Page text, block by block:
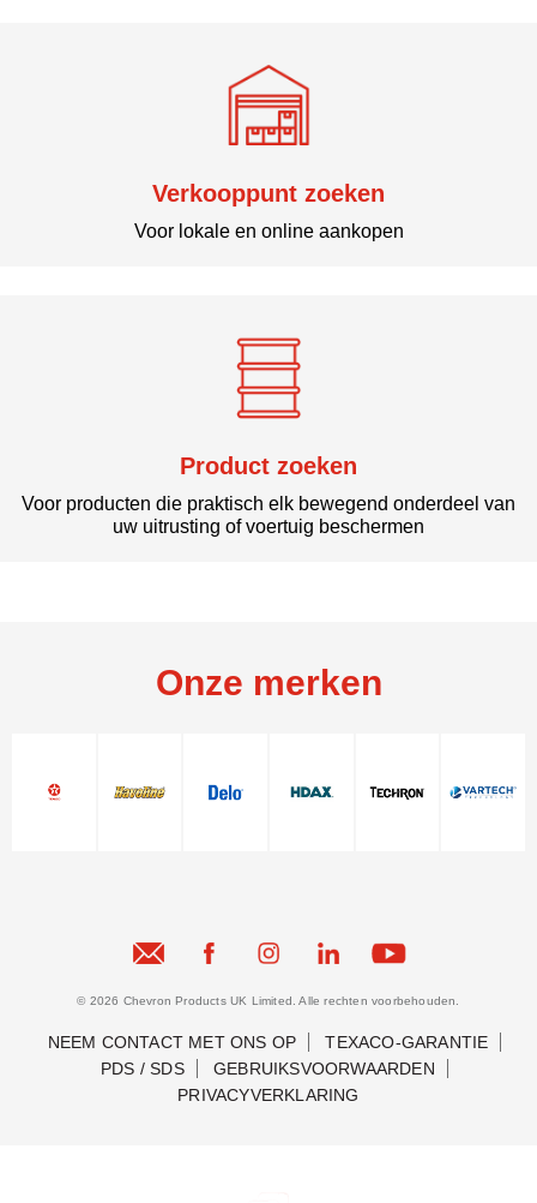
Verkooppunt zoeken
Voor lokale en online aankopen
Product zoeken
Voor producten die praktisch elk bewegend onderdeel van
uw uitrusting of voertuig beschermen
Onze merken
© 2026 Chevron Products UK Limited. Alle rechten voorbehouden.
NEEM CONTACT MET ONS OP
TEXACO-GARANTIE
PDS / SDS
GEBRUIKSVOORWAARDEN
PRIVACYVERKLARING